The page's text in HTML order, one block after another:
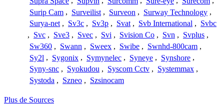
Surip Cam , Surveilist , Surveon , Surway Technology ,
Surya-net , Sv3c , Sv3p , Svat , Svb International , Svbc
, Svc , Sve3 , Svec , Svi , Svision Co , Svn , Svplus ,
Sw360 , Swann , Sweex , Swibe , Swnhd-800cam ,
Sy2l , Sygonix , Symynelec , Syneye , Synshore ,
Syny-snc , Syokudou , Syscom Cctv , Systemmax ,
Systoda , Szneo , Szsinocam
Plus de Sources